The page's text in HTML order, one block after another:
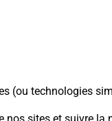
(ou technologies
que c’est ?